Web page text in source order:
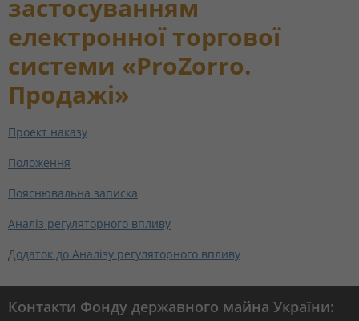
застосуванням
електронної торгової
системи «ProZorro.
Продажі»
Проект наказу
Положення
Пояснювальна записка
Аналіз регуляторного впливу
Додаток до Аналізу регуляторного впливу
Контакти Фонду державного майна України: